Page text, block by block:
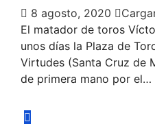
8 agosto, 2020
El matador de toros
unos días la Plaza de
Virtudes (Santa Cruz de
de primera mano por el…